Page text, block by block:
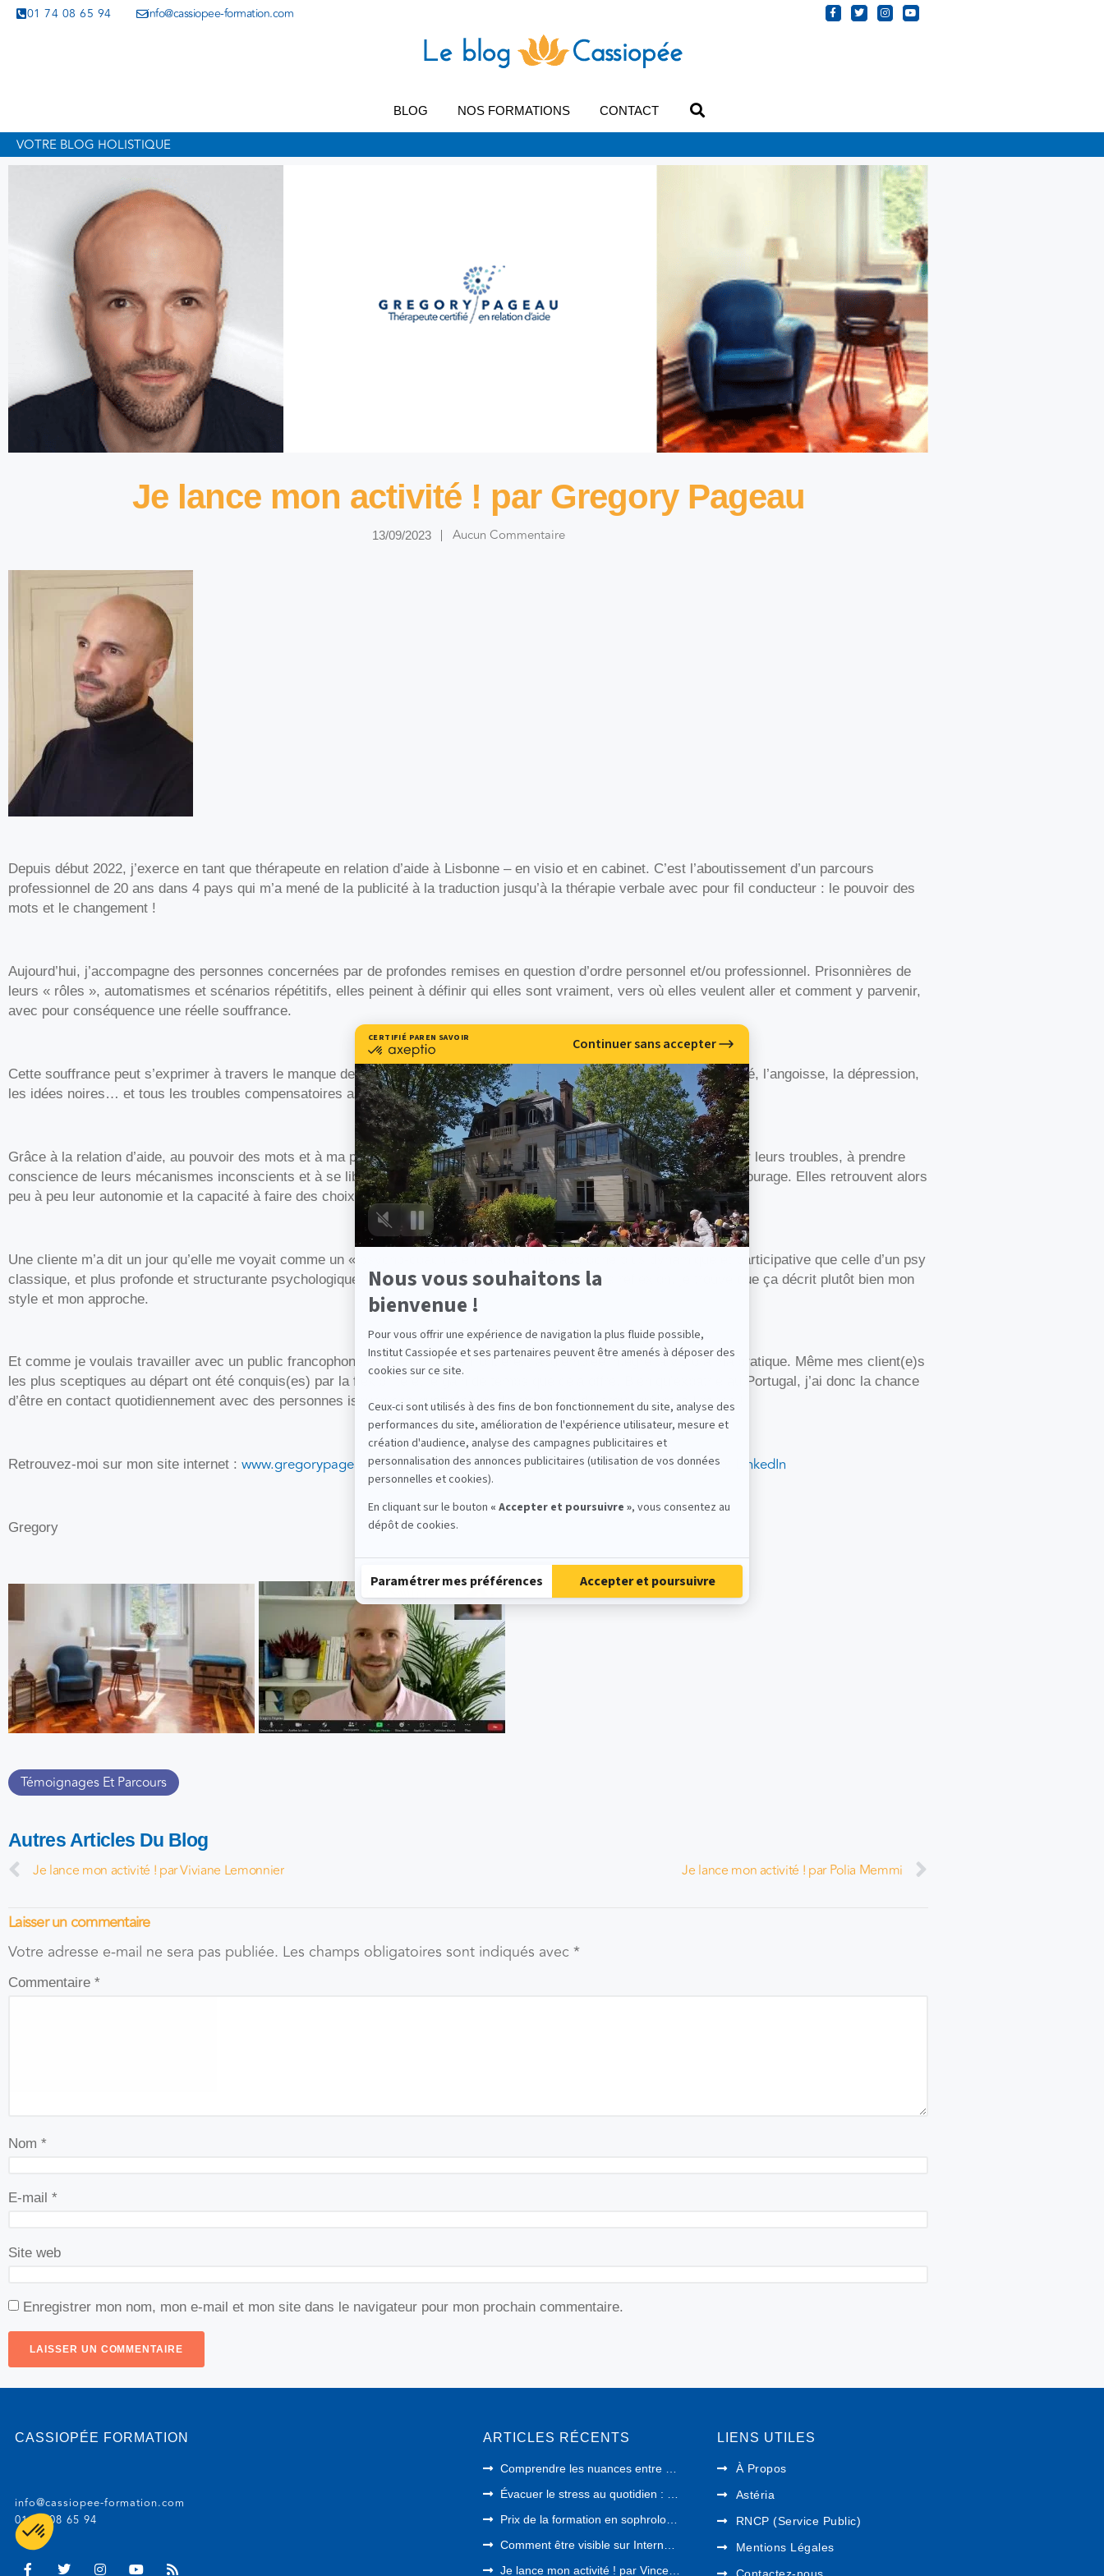
01 74 08 65 94 info@cassiopee-formation.com
BLOG NOS FORMATIONS CONTACT
VOTRE BLOG HOLISTIQUE
Je lance mon activité ! par Gregory Pageau
13/09/2023 Aucun Commentaire
Depuis début 2022, j’exerce en tant que thérapeute en relation d’aide à Lisbonne – en visio et en cabinet. C’est l’aboutissement d’un parcours
professionnel de 20 ans dans 4 pays qui m’a mené de la publicité à la traduction jusqu’à la thérapie verbale avec pour fil conducteur : le pouvoir des
mots et le changement !
Aujourd’hui, j’accompagne des personnes concernées par de profondes remises en question d’ordre personnel et/ou professionnel. Prisonnières de
leurs « rôles », automatismes et scénarios répétitifs, elles peinent à définir qui elles sont vraiment, vers où elles veulent aller et comment y parvenir,
avec pour conséquence une réelle souffrance.
Cette souffrance peut s’exprimer à travers le manque de confiance en soi, les difficultés relationnelles, le stress, l’anxiété, l’angoisse, la dépression,
les idées noires… et tous les troubles compensatoires associés (alimentation, alcool, réseaux sociaux, jeux vidéo, etc.).
Grâce à la relation d’aide, au pouvoir des mots et à ma propre expérience du changement, j’aide ces personnes à réguler leurs troubles, à prendre
conscience de leurs mécanismes inconscients et à se libérer de leurs croyances limitantes et des exigences de leur entourage. Elles retrouvent alors
peu à peu leur autonomie et la capacité à faire des choix en conscience qui leur correspondent.
Une cliente m’a dit un jour qu’elle me voyait comme un « psycho-coach » en raison d’une approche plus dynamique et participative que celle d’un psy
classique, et plus profonde et structurante psychologiquement que celle d’un coach habituel. Après réflexion, je trouve que ça décrit plutôt bien mon
style et mon approche.
Et comme je voulais travailler avec un public francophone au-delà de toute frontière, j’ai d’emblée intégré la visio à ma pratique. Même mes client(e)s
les plus sceptiques au départ ont été conquis(es) par la flexibilité et le gain de temps que cela offre. Bien qu’expatrié au Portugal, j’ai donc la chance
d’être en contact quotidiennement avec des personnes issues des quatre coins de mon pays de cœur qu’est la France !
Retrouvez-moi sur mon site internet : www.gregorypageau.comet sur mes réseaux sociaux : Instagram, Facebooket LinkedIn
Gregory
Témoignages Et Parcours
Autres Articles Du Blog
Je lance mon activité ! par Viviane Lemonnier Je lance mon activité ! par Polia Memmi
Laisser un commentaire
Votre adresse e-mail ne sera pas publiée. Les champs obligatoires sont indiqués avec *
Commentaire *
Nom *
E-mail *
Site web
Enregistrer mon nom, mon e-mail et mon site dans le navigateur pour mon prochain commentaire.
CASSIOPÉE FORMATION
info@cassiopee-formation.com
01 74 08 65 94
ARTICLES RÉCENTS
Comprendre les nuances entre relaxation et sophrologie pour mieux accompagner
Évacuer le stress au quotidien : notre guide pratique et 3 exercices de sophrologie
Prix de la formation en sophrologie près de Paris : cursus complet en 2 ans
Comment être visible sur Internet en tant que thérapeute ?
Je lance mon activité ! par Vincent Chambouvet
LIENS UTILES
À Propos
Astéria
RNCP (Service Public)
Mentions Légales
Contactez-nous